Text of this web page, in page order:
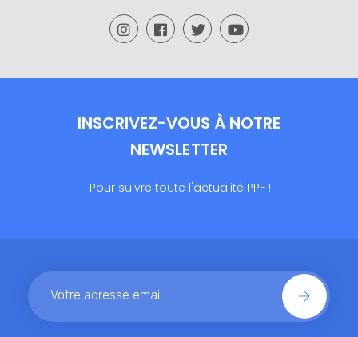
INSCRIVEZ-VOUS À NOTRE
NEWSLETTER
Pour suivre toute l'actualité PPF !